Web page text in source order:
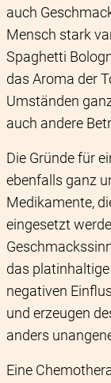
auch
Mensch stark
Spaghetti
das Aroma der
Umständen
auch andere
Die Gründe für
ebenfalls ganz
Medikamente,
eingesetzt
das
negativen
und erzeugen
anders
Eine